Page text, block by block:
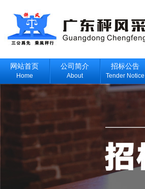
网站首页
Home
公司简介
About
招标公告
Tender Notice